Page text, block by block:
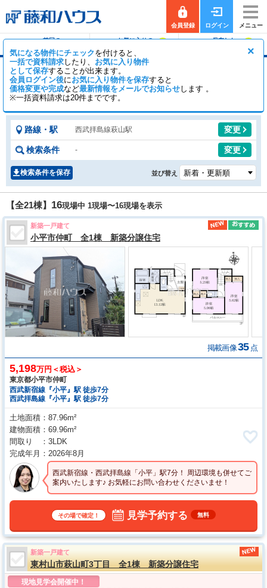
会員登録 ログイン メニュー
前回の
お気に入りの
保存した
×
気になる物件にチェックを付けると、
一括で資料請求したり、 お気に入り物件
として保存することが出来ます。
会員ログイン後にお気に入り物件を保存すると
価格変更や完成など最新情報をメールでお知らせします 。
※一括資料請求は20件までです。
萩山駅の新築一戸建て（分譲住宅・一軒家・建
売）
【全21棟】 一般公開19棟 会員公開
路線・駅 西武拝島線萩山駅 変更
検索条件 - 変更
検索条件を保存 並び替え
【全21棟】 16現場中 1現場〜16現場を表示
新築一戸建て
小平市仲町 全1棟 新築分譲住宅
掲載画像35 点
5,198万円＜税込＞
東京都小平市仲町
西武新宿線『小平』駅 徒歩7分
西武拝島線『小平』駅 徒歩7分
土地面積
87.96m²
建物面積
69.96m²
間取り
3LDK
完成年月
2026年8月
西武新宿線・西武拝島線「小平」駅7分！ 周辺環境も併せてご
案内いたします♪ お気軽にお問い合わせくださいませ！
その場で確定！ 見学予約する 無料
新築一戸建て
東村山市萩山町3丁目 全1棟 新築分譲住宅
現地見学会開催中！